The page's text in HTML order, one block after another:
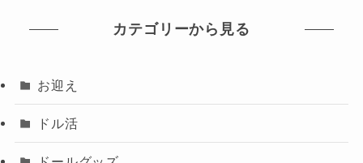
カテゴリーから見る
お迎え
ドル活